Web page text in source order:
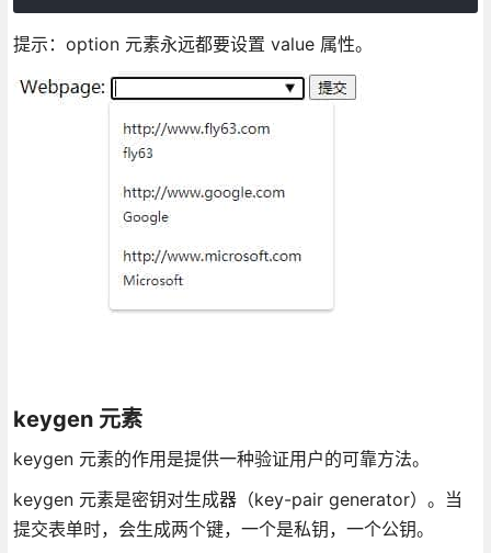
提示：option 元素永远都要设置 value 属性。
keygen 元素
keygen 元素的作用是提供一种验证用户的可靠方法。
keygen 元素是密钥对生成器（key-pair generator）。当
提交表单时，会生成两个键，一个是私钥，一个公钥。